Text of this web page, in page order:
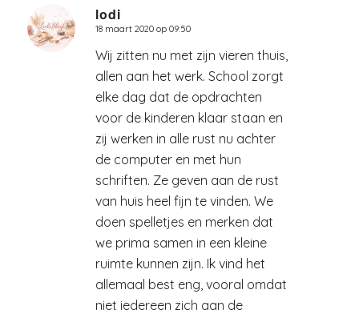
lodi
zegt:
18 maart 2020 op 09:50
Wij zitten nu met zijn vieren thuis,
allen aan het werk. School zorgt
elke dag dat de opdrachten
voor de kinderen klaar staan en
zij werken in alle rust nu achter
de computer en met hun
schriften. Ze geven aan de rust
van huis heel fijn te vinden. We
doen spelletjes en merken dat
we prima samen in een kleine
ruimte kunnen zijn. Ik vind het
allemaal best eng, vooral omdat
niet iedereen zich aan de